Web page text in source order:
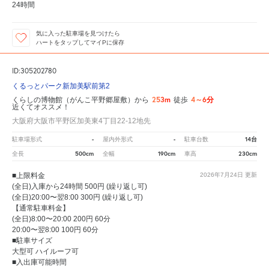
24時間
気に入った駐車場を見つけたら
ハートをタップしてマイPに保存
ID:305202780
くるっとパーク新加美駅前第2
くらしの博物館（がんこ平野郷屋敷）から 253m 徒歩 4～6分
近くてオススメ！
大阪府大阪市平野区加美東4丁目22-12地先
駐車場形式 - 屋内外形式 - 駐車台数 14台
全長 500cm 全幅 190cm 車高 230cm
2026年7月24日 更新
■上限料金
(全日)入庫から24時間 500円 (繰り返し可)
(全日)20:00〜翌8:00 300円 (繰り返し可)
【通常駐車料金】
(全日)8:00〜20:00 200円 60分
20:00〜翌8:00 100円 60分
■駐車サイズ
大型可 ハイルーフ可
■入出庫可能時間